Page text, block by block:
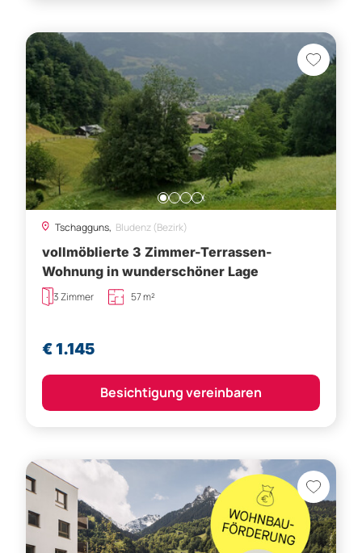
Tschagguns, Bludenz (Bezirk)
vollmöblierte 3 Zimmer-Terrassen-
Wohnung in wunderschöner Lage
3 Zimmer 57 m²
€ 1.145
Besichtigung vereinbaren